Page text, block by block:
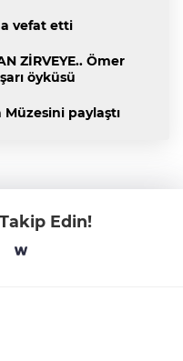
vefat etti
ZİRVEYE.. Ömer
öyküsü
paylaştı
Edin!